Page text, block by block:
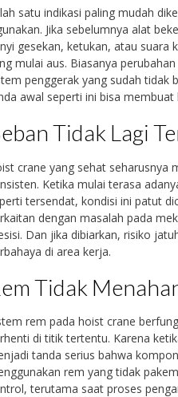
satu indikasi paling mudah
Jika sebelumnya alat
gesekan, ketukan, atau suara
mulai aus. Biasanya
penggerak yang sudah tidak
awal seperti ini bisa
Tidak Lagi
crane yang sehat seharusnya
Ketika mulai terasa
tersendat, kondisi ini patut
dengan masalah pada
Dan jika dibiarkan, risiko
di area kerja.
Tidak
rem pada hoist crane
di titik tertentu. Karena
tanda serius bahwa
rem yang tidak
terutama saat proses